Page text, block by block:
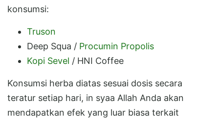
konsumsi:
Truson
Deep Squa / Procumin Propolis
Kopi Sevel / HNI Coffee
Konsumsi herba diatas sesuai dosis secara
teratur setiap hari, in syaa Allah Anda akan
mendapatkan efek yang luar biasa terkait